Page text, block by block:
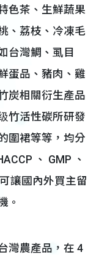
色茶、生鮮蔬果
、荔枝、冷凍毛
台灣鯛、虱目
蛋品、豬肉、雞
炭相關衍生產品
竹活性碳所研發
圍裙等等，均分
、 GMP 、
讓國內外買主留
。
農產品，在 4